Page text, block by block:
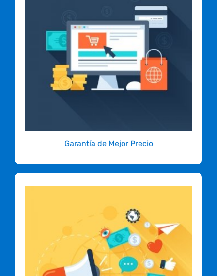
Garantía de Mejor Precio
mejor precio!
Con nuestra garantía de mejor precio, puedes
estar seguro que tu inversión es la mejor. Si
encuentras otro servicio de hosting en
Colombia con las mismas características pero
con menor precio, te cobraremos 10% menos
que el menor precio que encuentres.
Vuélvete un Socio Afiliado y
comienza a ganar dinero
Diseñado para ayudarte a generar ingresos a
cambio de referir nuevos clientes. Si diseñas,
eres webmaster o simplemente alguien que